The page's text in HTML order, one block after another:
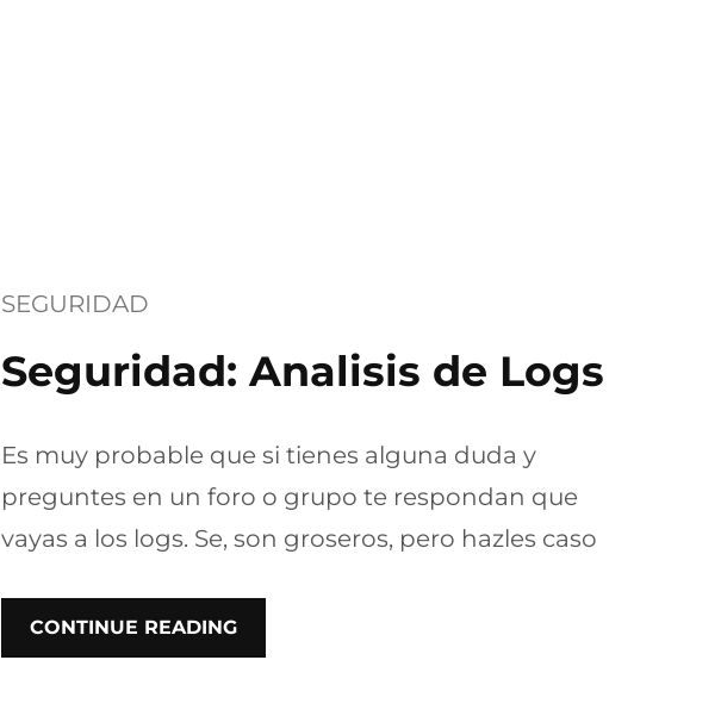
SEGURIDAD
Seguridad: Analisis de Logs
Es muy probable que si tienes alguna duda y
preguntes en un foro o grupo te respondan que
vayas a los logs. Se, son groseros, pero hazles caso
CONTINUE READING